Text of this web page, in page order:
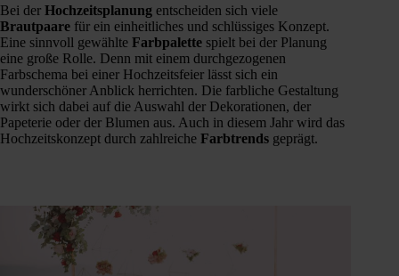
Bei der Hochzeitsplanung entscheiden sich viele
Brautpaare für ein einheitliches und schlüssiges Konzept.
Eine sinnvoll gewählte Farbpalette spielt bei der Planung
eine große Rolle. Denn mit einem durchgezogenen
Farbschema bei einer Hochzeitsfeier lässt sich ein
wunderschöner Anblick herrichten. Die farbliche Gestaltung
wirkt sich dabei auf die Auswahl der Dekorationen, der
Papeterie oder der Blumen aus. Auch in diesem Jahr wird das
Hochzeitskonzept durch zahlreiche Farbtrends geprägt.